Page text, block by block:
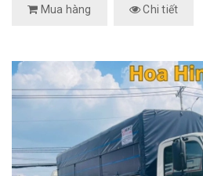
Mua hàng Chi tiết